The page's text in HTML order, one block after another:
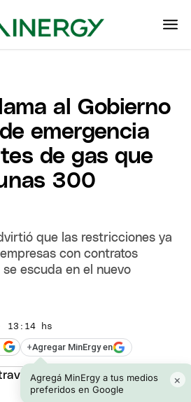
al Gobierno
emergencia
de gas que
300
que las restricciones ya
con contratos
escuda en el nuevo
13:14 hs
+Agregar MinErgy en
Agregá MinErgy a tus medios
preferidos en Google
×